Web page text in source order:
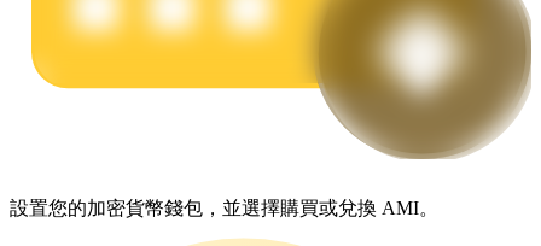
增值寶
設置您的加密貨幣錢包，並選擇購買或兌換 AMI。